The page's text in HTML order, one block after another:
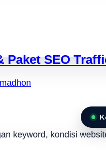
Paket SEO
keyword, kondisi